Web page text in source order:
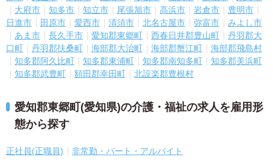
大府市
知多市 知立市 尾張旭市 高浜市 岩倉市
豊明市
日進市
田原市 愛西市 清須市 北名古屋市 弥富市
みよし市
あま市
長久手市 愛知郡東郷町 西春日井郡豊山町
丹羽郡大
口町
丹羽郡扶桑町 海部郡大治町 海部郡蟹江町
海部郡飛島村
知多郡阿久比町
知多郡東浦町 知多郡南知多町
知多郡美浜町
知多郡武豊町
額田郡幸田町 北設楽郡豊根村
愛知郡東郷町(愛知県)の介護・福祉の求人を雇用形
態から探す
正社員(正職員) 非常勤・パート・アルバイト